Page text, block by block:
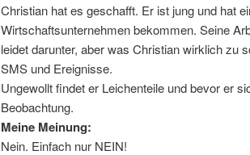
Christian hat es geschafft. Er ist jung und hat
Wirtschaftsunternehmen bekommen. Seine
leidet darunter, aber was Christian wirklich zu
SMS und Ereignisse.
Ungewollt findet er Leichenteile und bevor er
Beobachtung.
Meine Meinung:
Nein. Einfach nur NEIN!